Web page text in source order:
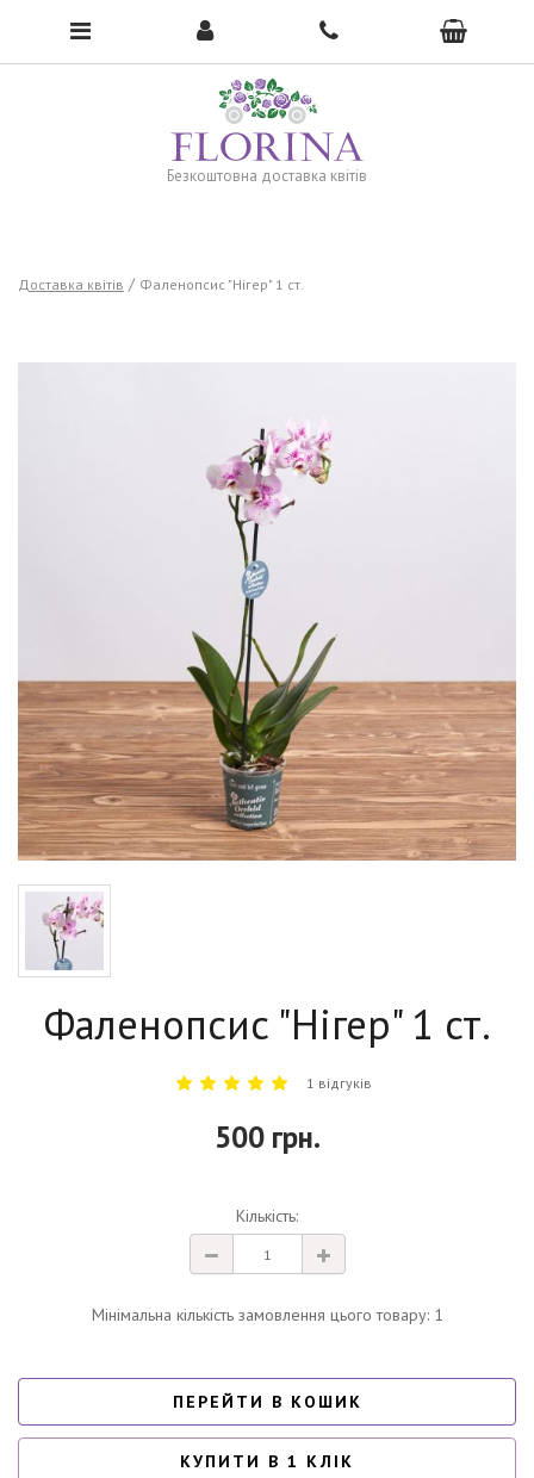
Безкоштовна доставка квітів
To open the menu, click here →
Доставка квітів Фаленопсис "Нігер" 1 ст.
Фаленопсис "Нігер" 1 ст.
1 відгуків
500 грн.
Кількість:
Мінімальна кількість замовлення цього товару: 1
ПЕРЕЙТИ В КОШИК
КУПИТИ В 1 КЛІК